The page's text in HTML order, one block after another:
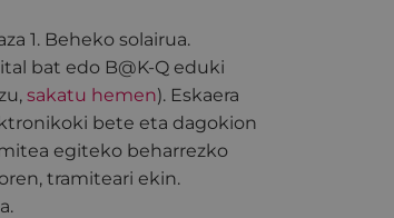
1. Beheko solairua.
bat edo B@K-Q eduki
sakatu hemen). Eskaera
bete eta dagokion
egiteko beharrezko
tramiteari ekin.